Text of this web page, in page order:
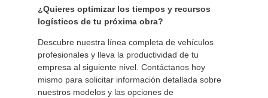
¿Quieres optimizar los tiempos y recursos
logísticos de tu próxima obra?
Descubre nuestra línea completa de vehículos
profesionales y lleva la productividad de tu
empresa al siguiente nivel. Contáctanos hoy
mismo para solicitar información detallada sobre
nuestros modelos y las opciones de